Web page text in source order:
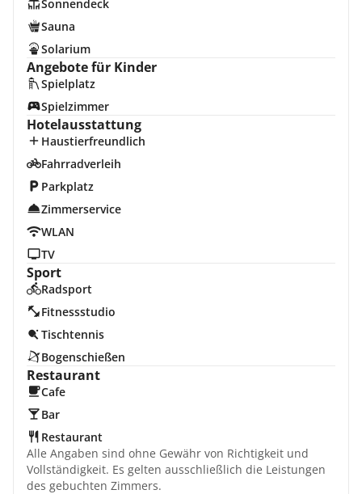
Sonnendeck
Sauna
Solarium
Angebote für Kinder
Spielplatz
Spielzimmer
Hotelausstattung
Haustierfreundlich
Fahrradverleih
Parkplatz
Zimmerservice
WLAN
TV
Sport
Radsport
Fitnessstudio
Tischtennis
Bogenschießen
Restaurant
Cafe
Bar
Restaurant
Alle Angaben sind ohne Gewähr von Richtigkeit und
Vollständigkeit. Es gelten ausschließlich die Leistungen
des gebuchten Zimmers.